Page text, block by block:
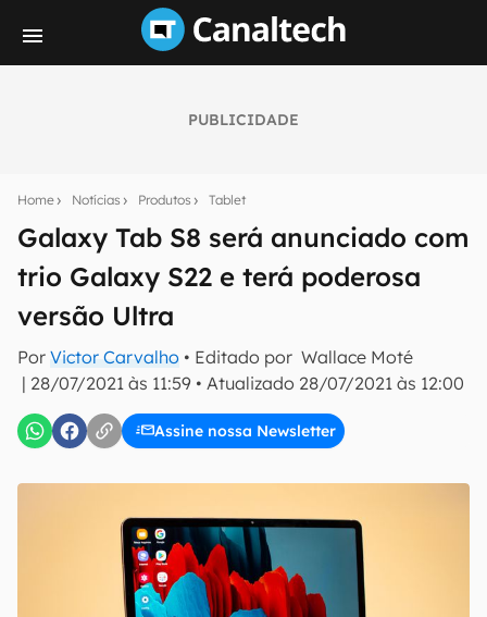
PUBLICIDADE
Home Notícias Produtos Tablet
Galaxy Tab S8 será anunciado com
trio Galaxy S22 e terá poderosa
versão Ultra
Por Victor Carvalho • Editado por Wallace Moté
| 28/07/2021 às 11:59 • Atualizado 28/07/2021 às 12:00
Assine nossa Newsletter
notícias e reviews sobre tecnologia em primeira
mão.
E-mail
inscreva-se
Confirmo que li, aceito e concordo com os Termos de
Uso e Política de Privacidade do Canaltech.